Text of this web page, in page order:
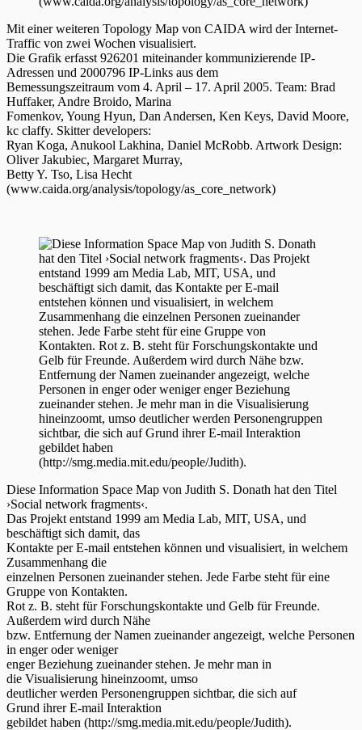
Mit einer weiteren Topology Map von CAIDA wird der Internet-
Traffic von zwei Wochen visualisiert.
Die Grafik erfasst 926201 miteinander kommunizierende IP-
Adressen und 2000796 IP-Links aus dem
Bemessungszeitraum vom 4. April – 17. April 2005. Team: Brad
Huffaker, Andre Broido, Marina
Fomenkov, Young Hyun, Dan Andersen, Ken Keys, David Moore,
kc claffy. Skitter developers:
Ryan Koga, Anukool Lakhina, Daniel McRobb. Artwork Design:
Oliver Jakubiec, Margaret Murray,
Betty Y. Tso, Lisa Hecht
(www.caida.org/analysis/topology/as_core_network)
Diese Information Space Map von Judith S. Donath hat den Titel
›Social network fragments‹.
Das Projekt entstand 1999 am Media Lab, MIT, USA, und
beschäftigt sich damit, das
Kontakte per E-mail entstehen können und visualisiert, in welchem
Zusammenhang die
einzelnen Personen zueinander stehen. Jede Farbe steht für eine
Gruppe von Kontakten.
Rot z. B. steht für Forschungskontakte und Gelb für Freunde.
Außerdem wird durch Nähe
bzw. Entfernung der Namen zueinander angezeigt, welche Personen
in enger oder weniger
enger Beziehung zueinander stehen. Je mehr man in
die Visualisierung hineinzoomt, umso
deutlicher werden Personengruppen sichtbar, die sich auf
Grund ihrer E-mail Interaktion
gebildet haben (http://smg.media.mit.edu/people/Judith).